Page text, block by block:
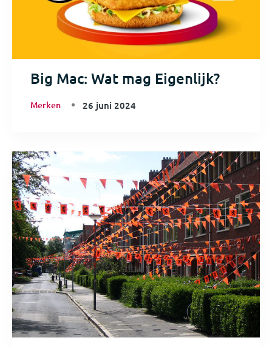
Big Mac: Wat mag Eigenlijk?
Merken 26 juni 2024